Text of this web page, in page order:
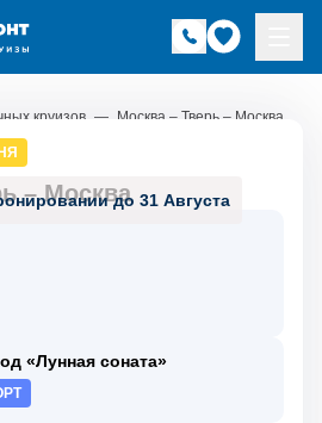
круизов — Москва – Тверь – Москва
до 31 Августа
–Москва
«Лунная соната»